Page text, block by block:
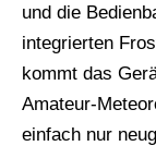
und die
integrierten
kommt das
Amateur-
einfach nur